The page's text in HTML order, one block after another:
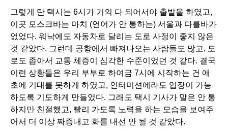
그렇게 탄 택시는 6시가 거의 다 되어서야 출발을 하였고,
이곳 모스크바는 마치 (언어가 안 통하는) 서울과 다를바가
없었다. 워낙에도 자동차로 달리는 도로 사정이 좋지 않은
것 같았다. 그런데 공항에서 빠져나오는 사람들도 많고, 도
로도 좁아서 교통 체증이 심각한 수준이었던 것 같다. 결국
이런 상황들은 우리 부부로 하여금 7시에 시작하는 건 애
초에 기대를 못하게 하였고, 인터미션에라도 입장이 가능
하도록 기도하게 만들었다. 그래도 택시 기사가 말은 안 통
하지만 친절했고, 빨리 가도록 노력을 하는 모습을 보여주
어서 더 이상 짜증내고 화를 내선 안 될 것 같았다.